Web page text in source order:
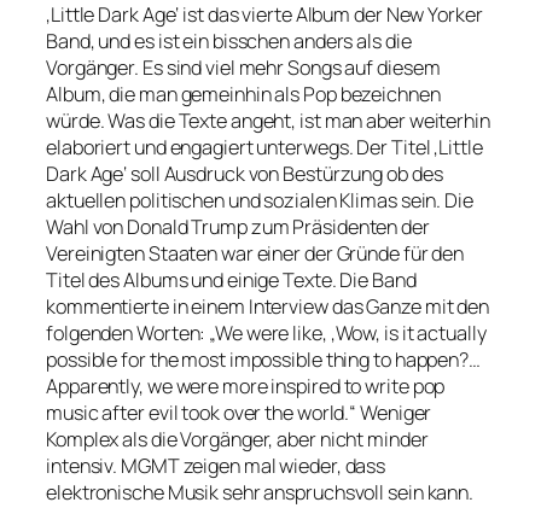
‚Little Dark Age‘ ist das vierte Album der New Yorker
Band, und es ist ein bisschen anders als die
Vorgänger. Es sind viel mehr Songs auf diesem
Album, die man gemeinhin als Pop bezeichnen
würde. Was die Texte angeht, ist man aber weiterhin
elaboriert und engagiert unterwegs. Der Titel ‚Little
Dark Age‘ soll Ausdruck von Bestürzung ob des
aktuellen politischen und sozialen Klimas sein. Die
Wahl von Donald Trump zum Präsidenten der
Vereinigten Staaten war einer der Gründe für den
Titel des Albums und einige Texte. Die Band
kommentierte in einem Interview das Ganze mit den
folgenden Worten: „We were like, ‚Wow, is it actually
possible for the most impossible thing to happen?…
Apparently, we were more inspired to write pop
music after evil took over the world.“ Weniger
Komplex als die Vorgänger, aber nicht minder
intensiv. MGMT zeigen mal wieder, dass
elektronische Musik sehr anspruchsvoll sein kann.